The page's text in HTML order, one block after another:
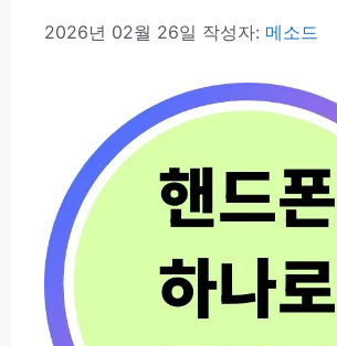
2026년 02월 26일 작성자: 메소드